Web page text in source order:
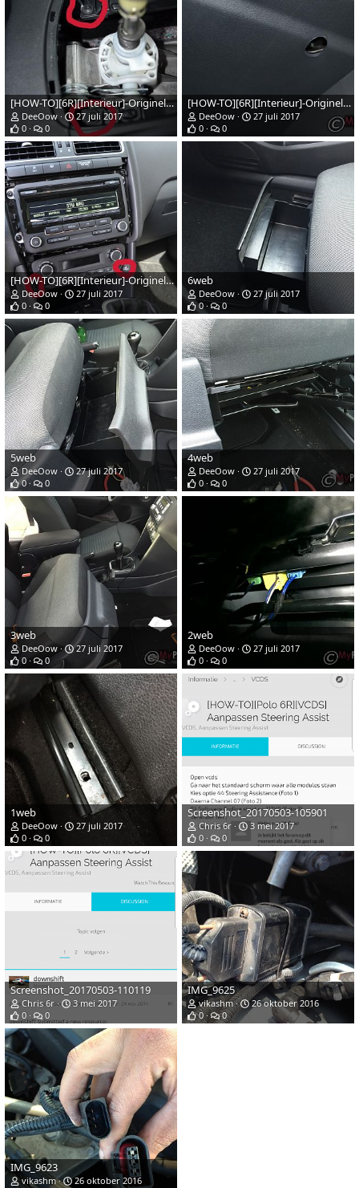
[HOW-TO][6R][Interieur]-Originele-vw-armsteun-installeren-afb3web
DeeOow
27 juli 2017
0
0
[HOW-TO][6R][Interieur]-Originele-vw-armsteun-installeren-afb2web
DeeOow
27 juli 2017
0
0
[HOW-TO][6R][Interieur]-Originele-vw-armsteun-installeren-afb1web
DeeOow
27 juli 2017
0
0
6web
DeeOow
27 juli 2017
0
0
5web
DeeOow
27 juli 2017
0
0
4web
DeeOow
27 juli 2017
0
0
3web
DeeOow
27 juli 2017
0
0
2web
DeeOow
27 juli 2017
0
0
1web
DeeOow
27 juli 2017
0
0
Screenshot_20170503-105901
Chris 6r
3 mei 2017
0
0
Screenshot_20170503-110119
Chris 6r
3 mei 2017
0
0
IMG_9625
vikashm
26 oktober 2016
0
0
IMG_9623
vikashm
26 oktober 2016